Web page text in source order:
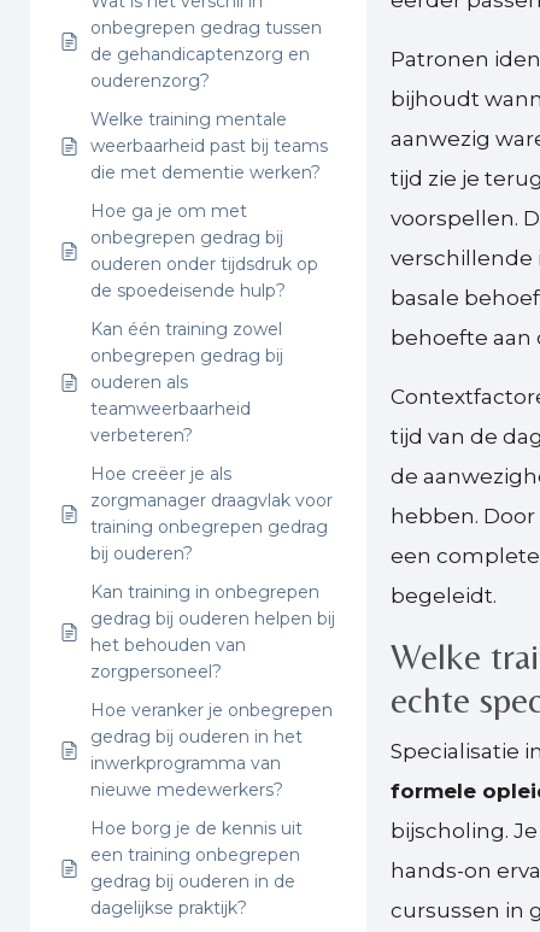
onbegrepen gedrag tussen
de gehandicaptenzorg en
ouderenzorg?
Welke training mentale
weerbaarheid past bij teams
die met dementie werken?
Hoe ga je om met
onbegrepen gedrag bij
ouderen onder tijdsdruk op
de spoedeisende hulp?
Kan één training zowel
onbegrepen gedrag bij
ouderen als
teamweerbaarheid
verbeteren?
Hoe creëer je als
zorgmanager draagvlak voor
training onbegrepen gedrag
bij ouderen?
Kan training in onbegrepen
gedrag bij ouderen helpen bij
het behouden van
zorgpersoneel?
Hoe veranker je onbegrepen
gedrag bij ouderen in het
inwerkprogramma van
nieuwe medewerkers?
Hoe borg je de kennis uit
een training onbegrepen
gedrag bij ouderen in de
dagelijkse praktijk?
Patronen
bijhoudt
aanwezig
tijd zie je
voorspellen.
verschillende
basale
behoefte aan
tijd van de
de
hebben.
een
begeleidt.
Welke
echte
Specialisatie
formele
bijscholing.
hands-on
cursussen in